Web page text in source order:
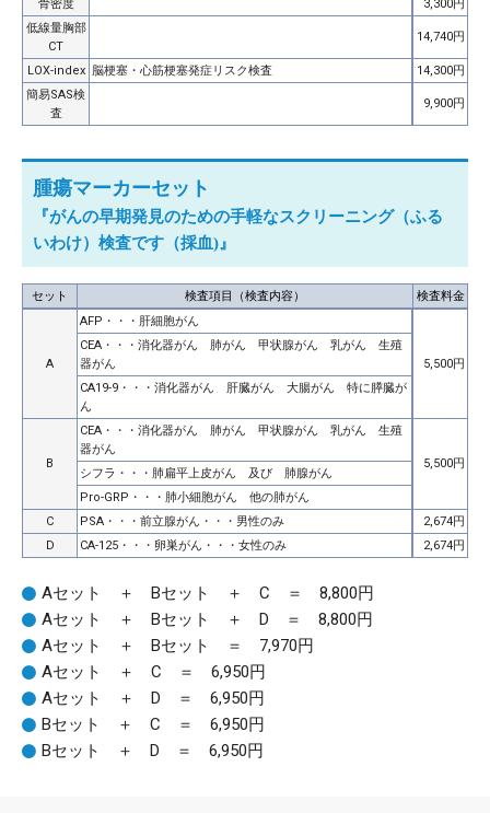
骨密度
3,300円
低線量胸部
CT
14,740円
LOX-index 脳梗塞・心筋梗塞発症リスク検査
​14,300円
簡易SAS検
査
9,900円
腫瘍マーカーセット
『がんの早期発見のための手軽なスクリーニング（ふる
いわけ）検査です（採血)』
セット 検査項目（検査内容） 検査料金
A
AFP・・・肝細胞がん
5,500円
CEA・・・消化器がん 肺がん 甲状腺がん 乳がん 生殖
器がん
CA19-9・・・消化器がん 肝臓がん 大腸がん 特に膵臓が
ん
B
CEA・・・消化器がん 肺がん 甲状腺がん 乳がん 生殖
器がん
5,500円
シフラ・・・肺扁平上皮がん 及び 肺腺がん
Pro-GRP・・・肺小細胞がん 他の肺がん
C
PSA・・・前立腺がん・・・男性のみ
2,674円
D
CA-125・・・卵巣がん・・・女性のみ 2,674円
Aセット ＋ Bセット ＋ C ＝ 8,800円
Aセット ＋ Bセット ＋ D ＝ 8,800円
Aセット ＋ Bセット ＝ 7,970円
Aセット ＋ C ＝ 6,950円
Aセット ＋ D ＝ 6,950円
Bセット ＋ C ＝ 6,950円
Bセット ＋ D ＝ 6,950円